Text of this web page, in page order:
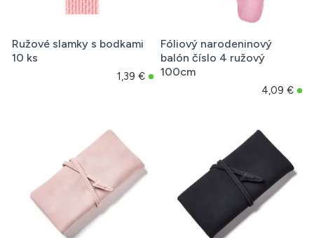
Ružové slamky s bodkami
10 ks
1,39 €
Fóliový narodeninový
balón číslo 4 ružový
100cm
4,09 €